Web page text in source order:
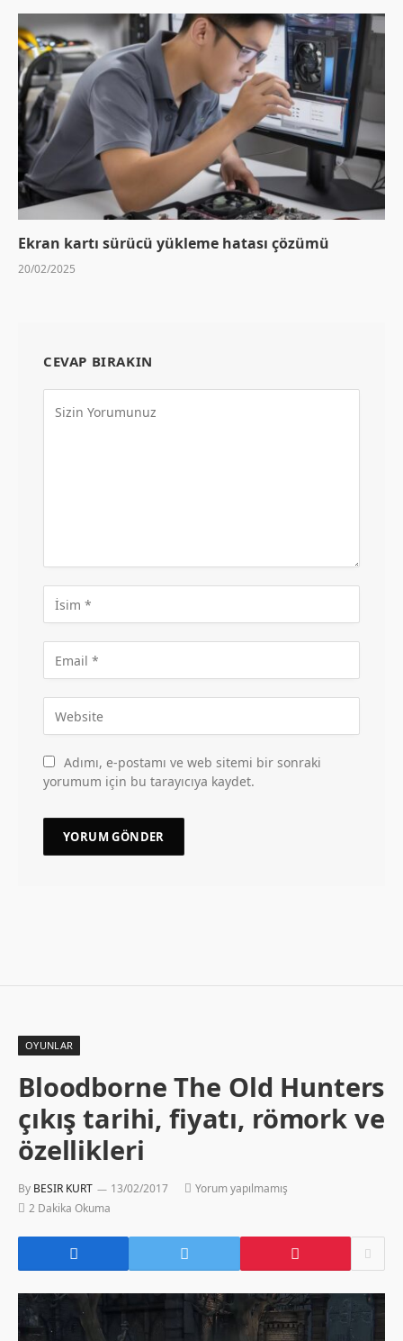
Ekran kartı sürücü yükleme hatası çözümü
20/02/2025
CEVAP BIRAKIN
Adımı, e-postamı ve web sitemi bir sonraki
yorumum için bu tarayıcıya kaydet.
OYUNLAR
Bloodborne The Old Hunters
çıkış tarihi, fiyatı, römork ve
özellikleri
By BESIR KURT 13/02/2017
Yorum yapılmamış
2 Dakika Okuma